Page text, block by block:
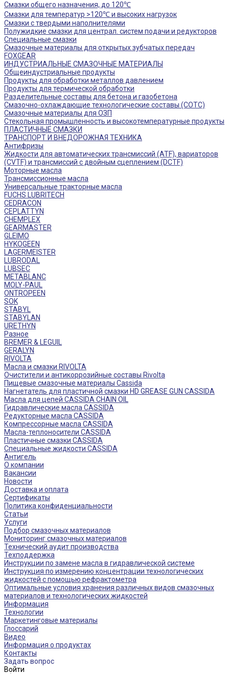
Смазки общего назначения, до 120℃
Смазки для температур >120℃ и высоких нагрузок
Смазки с твердыми наполнителями
Полужидкие смазки для централ. систем подачи и редукторов
Специальные смазки
Смазочные материалы для открытых зубчатых передач
FOXGEAR
ИНДУСТРИАЛЬНЫЕ СМАЗОЧНЫЕ МАТЕРИАЛЫ
Общеиндустриальные продукты
Продукты для обработки металлов давлением
Продукты для термической обработки
Разделительные составы для бетона и газобетона
Смазочно-охлаждающие технологические составы (СОТС)
Смазочные материалы для ОЗП
Стекольная промышленность и высокотемпературные продукты
ПЛАСТИЧНЫЕ СМАЗКИ
ТРАНСПОРТ И ВНЕДОРОЖНАЯ ТЕХНИКА
Антифризы
Жидкости для автоматических трансмиссий (ATF), вариаторов
(CVTF) и трансмиссий с двойным сцеплением (DCTF)
Моторные масла
Трансмиссионные масла
Универсальные тракторные масла
FUCHS LUBRITECH
CEDRACON
CEPLATTYN
CHEMPLEX
GEARMASTER
GLEIMO
HYKOGEEN
LAGERMEISTER
LUBRODAL
LUBSEC
METABLANC
MOLY-PAUL
ONTROPEEN
SOK
STABYL
STABYLAN
URETHYN
Разное
BREMER & LEGUIL
GERALYN
RIVOLTA
Масла и смазки RIVOLTA
Очистители и антикоррозийные составы Rivolta
Пищевые смазочные материалы Cassida
Нагнетатель для пластичной смазки HD GREASE GUN CASSIDA
Масла для цепей CASSIDA CHAIN OIL
Гидравлические масла CASSIDA
Редукторные масла CASSIDA
Компрессорные масла CASSIDA
Масла-теплоносители CASSIDA
Пластичные смазки CASSIDA
Специальные жидкости CASSIDA
Антигель
О компании
Вакансии
Новости
Доставка и оплата
Сертификаты
Политика конфиденциальности
Статьи
Услуги
Подбор смазочных материалов
Мониторинг смазочных материалов
Технический аудит производства
Техподдержка
Инструкции по замене масла в гидравлической системе
Инструкция по измерению концентрации технологических
жидкостей с помощью рефрактометра
Оптимальные условия хранения различных видов смазочных
материалов и технологических жидкостей
Информация
Технологии
Маркетинговые материалы
Глоссарий
Видео
Информация о продуктах
Контакты
Задать вопрос
Войти